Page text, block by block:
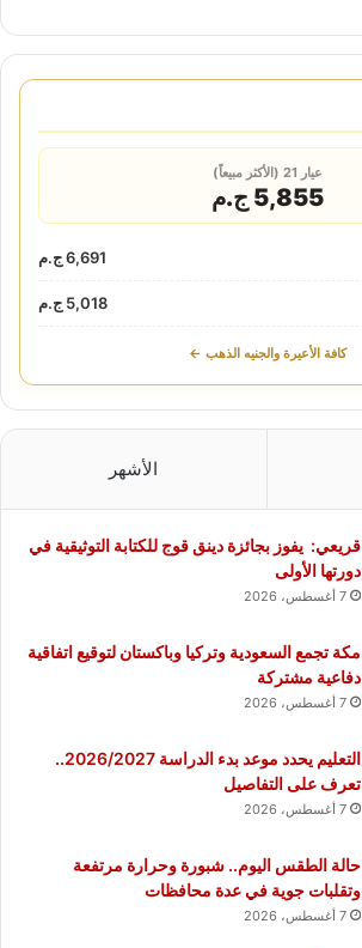
عيار 21 (الأكثر مبيعاً)
5,855 ج.م
6,691 ج.م
5,018 ج.م
كافة الأعيرة والجنيه الذهب ←
الأشهر
قريعي: يفوز بجائزة دينق قوج للكتابة التوثيقية في
دورتها الأولى
7 أغسطس، 2026
مكة تجمع السعودية وتركيا وباكستان لتوقيع اتفاقية
دفاعية مشتركة
7 أغسطس، 2026
التعليم يحدد موعد بدء الدراسة 2026/2027..
تعرف على التفاصيل
7 أغسطس، 2026
حالة الطقس اليوم.. شبورة وحرارة مرتفعة
وتقلبات جوية في عدة محافظات
7 أغسطس، 2026